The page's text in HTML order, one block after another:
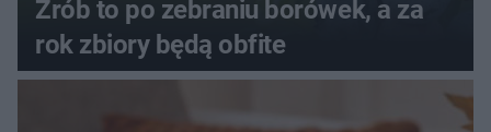
Zrób to po zebraniu borówek, a za
rok zbiory będą obfite